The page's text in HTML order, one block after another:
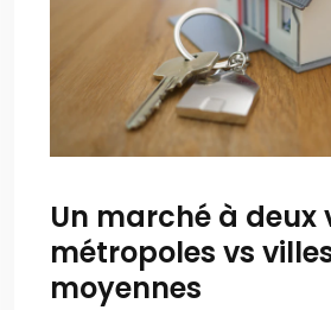
Un marché à deux
métropoles vs
moyennes